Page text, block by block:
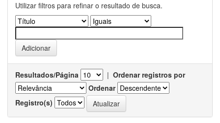
Utilizar filtros para refinar o resultado de busca.
Resultados/Página | Ordenar registros por
Ordenar
Registro(s)